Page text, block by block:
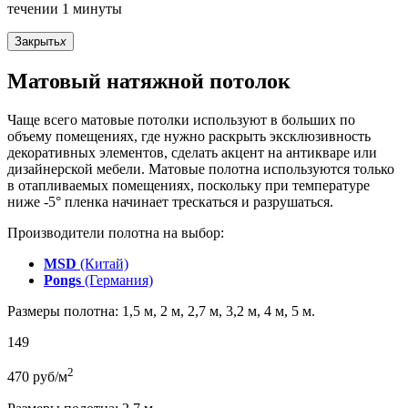
течении 1 минуты
Закрытьx
Матовый натяжной потолок
Чаще всего матовые потолки используют в больших по
объему помещениях, где нужно раскрыть эксклюзивность
декоративных элементов, сделать акцент на антикваре или
дизайнерской мебели. Матовые полотна используются только
в отапливаемых помещениях, поскольку при температуре
ниже -5° пленка начинает трескаться и разрушаться.
Производители полотна на выбор:
MSD (Китай)
Pongs (Германия)
Размеры полотна: 1,5 м, 2 м, 2,7 м, 3,2 м, 4 м, 5 м.
149
470 руб/м2